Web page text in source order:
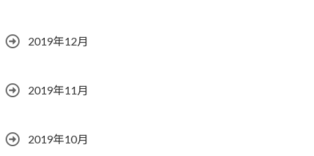
2019年12月
2019年11月
2019年10月